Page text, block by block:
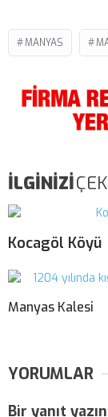
MANYAS
İLGİNİZİ
Kocagöl Köyü
Manyas Kalesi
YORUMLAR
Bir yanıt yazın